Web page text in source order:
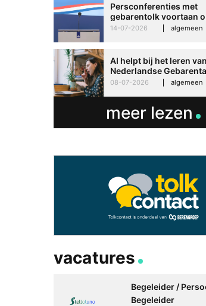
Betere
Persconferenties met
gebarentolk voortaan
Extra
14-07-2026 algemeen
AI helpt bij het leren van
Nederlandse
08-07-2026 algemeen
meer lezen
vacatures
Begeleider /
Begeleider